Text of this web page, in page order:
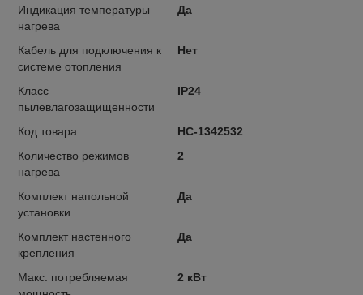
Индикация температуры
нагрева
Да
Кабель для подключения к
системе отопления
Нет
Класс
пылевлагозащищенности
IP24
Код товара
НС-1342532
Количество режимов
нагрева
2
Комплект напольной
установки
Да
Комплект настенного
крепления
Да
Макс. потребляемая
2 кВт